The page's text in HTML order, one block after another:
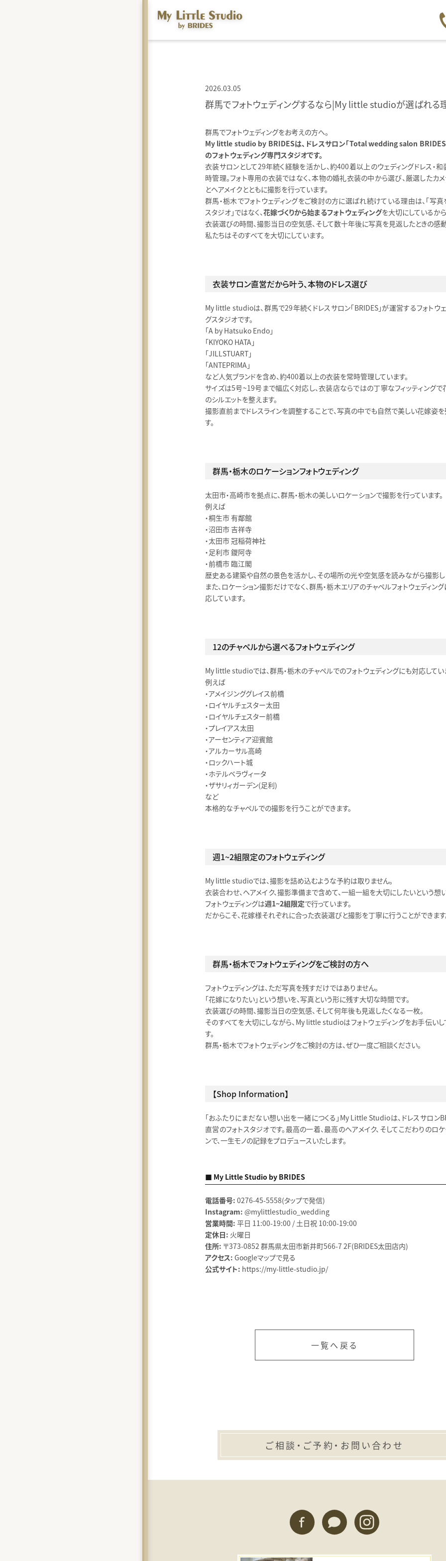
2026.03.05
群馬でフォトウェディングするなら｜My little studioが選ばれる
群馬でフォトウェディングをお考えの方へ。
My little studio by BRIDESは、ドレスサロン「Total wedding salon BRIDES
のフォトウェディング専門スタジオです。
衣装サロンとして29年続く経験を活かし、約400着以上のウェディングドレス・
時管理。フォト専用の衣装ではなく、本物の婚礼衣装の中から選び、厳選したカ
とヘアメイクとともに撮影を行っています。
群馬・栃木でフォトウェディングをご検討の方に選ばれ続けている理由は、「写
スタジオ」ではなく、花嫁づくりから始まるフォトウェディングを大切にしているから
衣装選びの時間、撮影当日の空気感、そして数十年後に写真を見返したときの感
私たちはそのすべてを大切にしています。
衣装サロン直営だから叶う、本物のドレス選び
My little studioは、群馬で29年続くドレスサロン「BRIDES」が運営するフォトウ
グスタジオです。
「A by Hatsuko Endo」
「KIYOKO HATA」
「JILLSTUART」
「ANTEPRIMA」
など人気ブランドを含め、約400着以上の衣装を常時管理しています。
サイズは5号〜19号まで幅広く対応し、衣装店ならではの丁寧なフィッティング
のシルエットを整えます。
撮影直前までドレスラインを調整することで、写真の中でも自然で美しい花嫁姿
す。
群馬・栃木のロケーションフォトウェディング
太田市・高崎市を拠点に、群馬・栃木の美しいロケーションで撮影を行っています。
例えば
・桐生市 有鄰館
・沼田市 吉祥寺
・太田市 冠稲荷神社
・足利市 鑁阿寺
・前橋市 臨江閣
歴史ある建築や自然の景色を活かし、その場所の光や空気感を読みながら撮影し
また、ロケーション撮影だけでなく、群馬・栃木エリアのチャペルフォトウェディン
応しています。
12のチャペルから選べるフォトウェディング
My little studioでは、群馬・栃木のチャペルでのフォトウェディングにも対応してい
例えば
・アメイジンググレイス前橋
・ロイヤルチェスター太田
・ロイヤルチェスター前橋
・プレイアス太田
・アーセンティア迎賓館
・アルカーサル高崎
・ロックハート城
・ホテルベラヴィータ
・ザサリィガーデン（足利）
など
本格的なチャペルでの撮影を行うことができます。
週1〜2組限定のフォトウェディング
My little studioでは、撮影を詰め込むような予約は取りません。
衣装合わせ、ヘアメイク、撮影準備まで含めて、一組一組を大切にしたいという想
フォトウェディングは週1〜2組限定で行っています。
だからこそ、花嫁様それぞれに合った衣装選びと撮影を丁寧に行うことができます
群馬・栃木でフォトウェディングをご検討の方へ
フォトウェディングは、ただ写真を残すだけではありません。
「花嫁になりたい」という想いを、写真という形に残す大切な時間です。
衣装選びの時間、撮影当日の空気感、そして何年後も見返したくなる一枚。
そのすべてを大切にしながら、My little studioはフォトウェディングをお手伝い
す。
群馬・栃木でフォトウェディングをご検討の方は、ぜひ一度ご相談ください。
【Shop Information】
「おふたりにまだない想い出を一緒につくる」My Little Studioは、ドレスサロン
直営のフォトスタジオです。最高の一着、最高のヘアメイク、そしてこだわりのロ
ンで、一生モノの記録をプロデュースいたします。
■ My Little Studio by BRIDES
電話番号: 0276-45-5558（タップで発信）
Instagram: @mylittlestudio_wedding
営業時間: 平日 11:00-19:00 / 土日祝 10:00-19:00
定休日: 火曜日
住所: 〒373-0852 群馬県太田市新井町566-7 2F（BRIDES太田店内）
アクセス: Googleマップで見る
公式サイト: https://my-little-studio.jp/
一覧へ戻る
ご相談・ご予約・お問い合わせ